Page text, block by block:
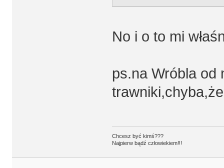
No i o to mi
ps.na Wróbla od
Chcesz być kimś???
Najpierw bądź człowiekiem!!!